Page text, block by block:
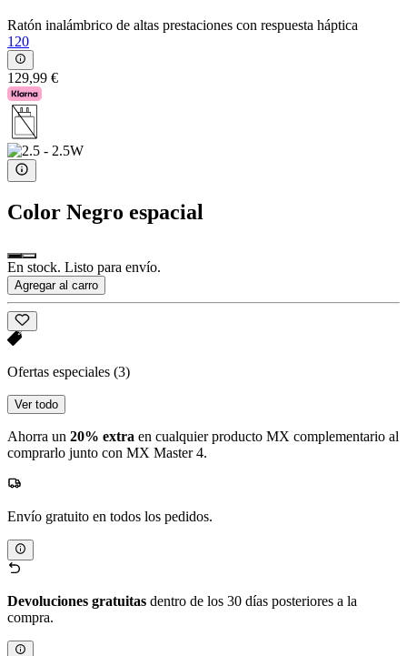
Ratón inalámbrico de altas prestaciones con respuesta háptica
120
129,99 €
Color Negro espacial
En stock. Listo para envío.
Agregar al carro
Ofertas especiales (3)
Ver todo
Ahorra un 20% extra en cualquier producto MX complementario al
comprarlo junto con MX Master 4.
Envío gratuito en todos los pedidos.
Devoluciones gratuitas dentro de los 30 días posteriores a la
compra.